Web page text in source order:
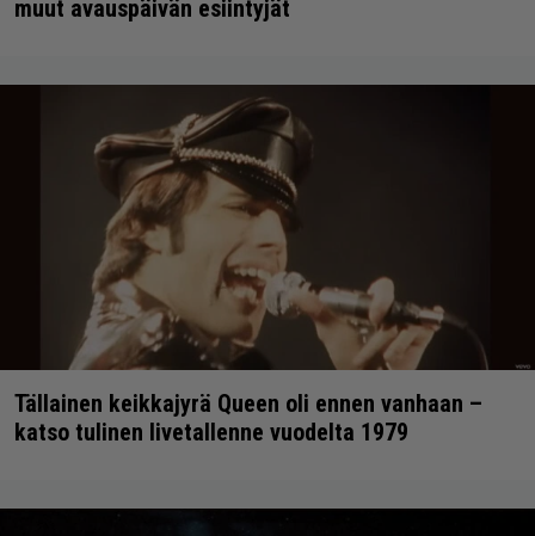
muut avauspäivän esiintyjät
Tällainen keikkajyrä Queen oli ennen vanhaan –
katso tulinen livetallenne vuodelta 1979